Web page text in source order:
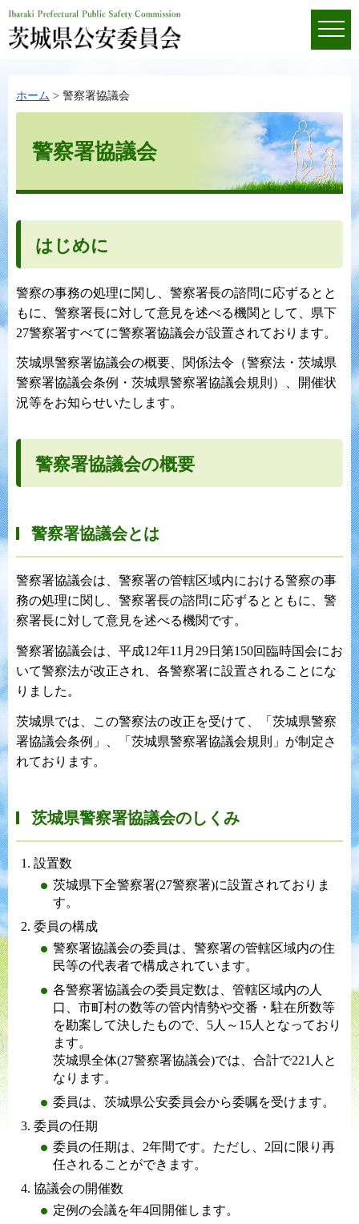
ホーム > 警察署協議会
警察署協議会
はじめに
警察の事務の処理に関し、警察署長の諮問に応ずるとと
もに、警察署長に対して意見を述べる機関として、県下
27警察署すべてに警察署協議会が設置されております。
茨城県警察署協議会の概要、関係法令（警察法・茨城県
警察署協議会条例・茨城県警察署協議会規則）、開催状
況等をお知らせいたします。
警察署協議会の概要
警察署協議会とは
警察署協議会は、警察署の管轄区域内における警察の事
務の処理に関し、警察署長の諮問に応ずるとともに、警
察署長に対して意見を述べる機関です。
警察署協議会は、平成12年11月29日第150回臨時国会にお
いて警察法が改正され、各警察署に設置されることにな
りました。
茨城県では、この警察法の改正を受けて、「茨城県警察
署協議会条例」、「茨城県警察署協議会規則」が制定さ
れております。
茨城県警察署協議会のしくみ
設置数
茨城県下全警察署(27警察署)に設置されておりま
す。
委員の構成
警察署協議会の委員は、警察署の管轄区域内の住
民等の代表者で構成されています。
各警察署協議会の委員定数は、管轄区域内の人
口、市町村の数等の管内情勢や交番・駐在所数等
を勘案して決したもので、5人～15人となっており
ます。
茨城県全体(27警察署協議会)では、合計で221人と
なります。
委員は、茨城県公安委員会から委嘱を受けます。
委員の任期
委員の任期は、2年間です。ただし、2回に限り再
任されることができます。
協議会の開催数
定例の会議を年4回開催します。